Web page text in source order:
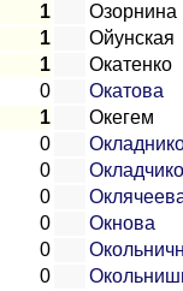
1
Озорнина
1
Ойунская
1
Окатенко
0
Окатова
1
Окегем
0
0
0
0
Окнова
0
0